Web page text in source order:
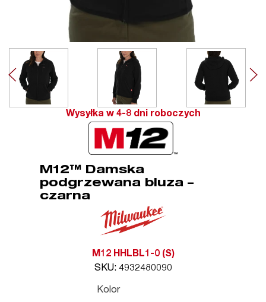
Wysyłka w 4-8 dni roboczych
M12™ Damska
podgrzewana bluza –
czarna
M12 HHLBL1-0 (S)
SKU: 4932480090
Kolor